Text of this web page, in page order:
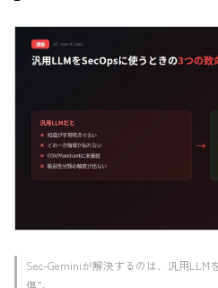
Sec-Geminiが解決するのは、汎用LLM